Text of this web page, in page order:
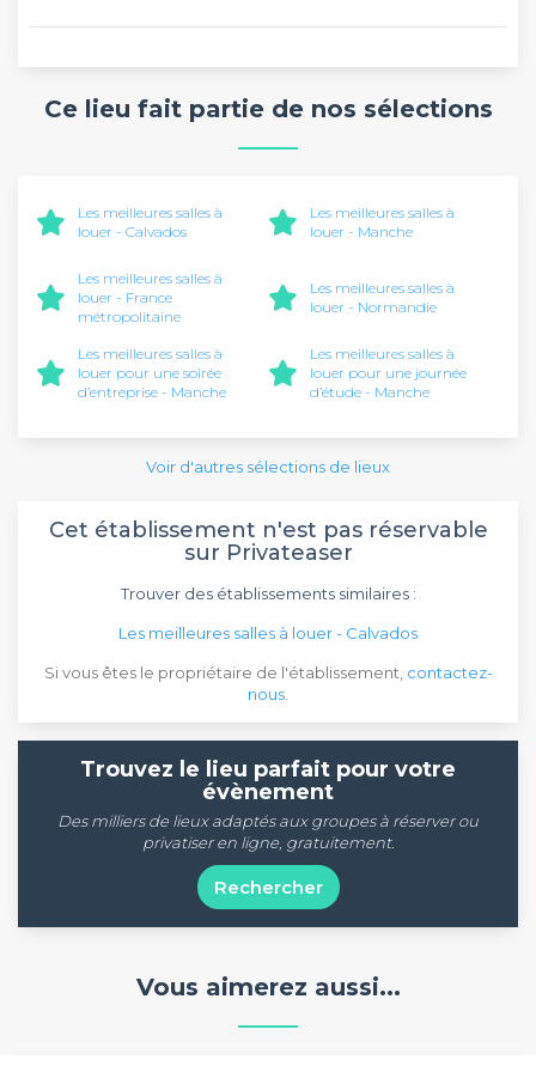
Ce lieu fait partie de nos sélections
Les meilleures salles à
louer - Calvados
Les meilleures salles à
louer - Manche
Les meilleures salles à
louer - France
métropolitaine
Les meilleures salles à
louer - Normandie
Les meilleures salles à
louer pour une soirée
d’entreprise - Manche
Les meilleures salles à
louer pour une journée
d’étude - Manche
Voir d'autres sélections de lieux
Cet établissement n'est pas réservable
sur Privateaser
Trouver des établissements similaires :
Les meilleures salles à louer - Calvados
Si vous êtes le propriétaire de l'établissement, contactez-
nous
Trouvez le lieu parfait pour votre
évènement
Des milliers de lieux adaptés aux groupes à réserver ou
privatiser en ligne, gratuitement.
Rechercher
Vous aimerez aussi...